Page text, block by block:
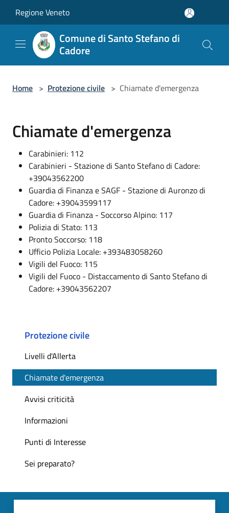
Regione Veneto
Comune di Santo Stefano di
Cadore
Home > Protezione civile > Chiamate d'emergenza
Chiamate d'emergenza
Carabinieri: 112
Carabinieri - Stazione di Santo Stefano di Cadore:
+39043562200
Guardia di Finanza e SAGF - Stazione di Auronzo di
Cadore: +39043599117
Guardia di Finanza - Soccorso Alpino: 117
Polizia di Stato: 113
Pronto Soccorso: 118
Ufficio Polizia Locale: +393483058260
Vigili del Fuoco: 115
Vigili del Fuoco - Distaccamento di Santo Stefano di
Cadore: +39043562207
Protezione civile
Livelli d'Allerta
Chiamate d'emergenza
Avvisi criticità
Informazioni
Punti di Interesse
Sei preparato?